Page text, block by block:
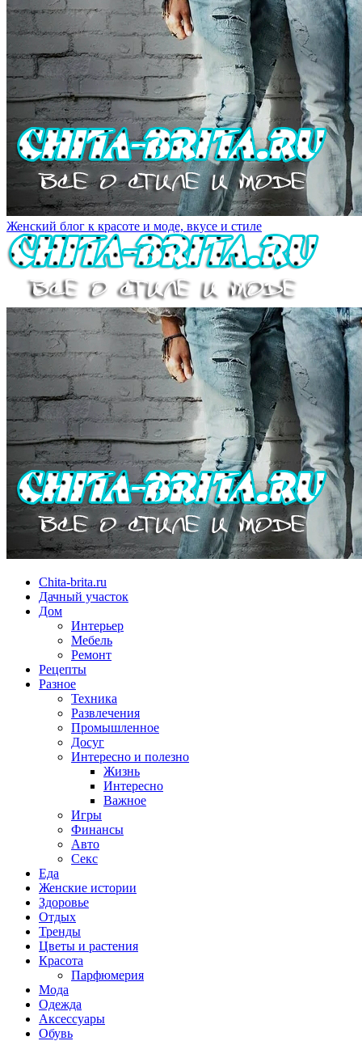
Женский блог к красоте и моде, вкусе и стиле
Chita-brita.ru
Дачный участок
Дом
Интерьер
Мебель
Ремонт
Рецепты
Разное
Техника
Развлечения
Промышленное
Досуг
Интересно и полезно
Жизнь
Интересно
Важное
Игры
Финансы
Авто
Секс
Еда
Женские истории
Здоровье
Отдых
Тренды
Цветы и растения
Красота
Парфюмерия
Мода
Одежда
Аксессуары
Обувь